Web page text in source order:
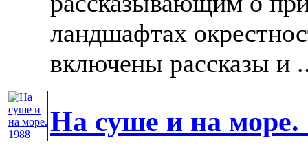
ландшафтах
включены рассказы и
На суше и на море.